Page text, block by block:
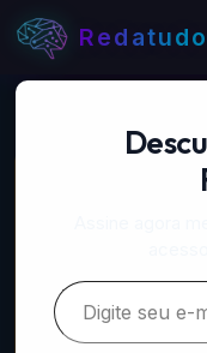
Redatudo
📚 LIVROS
Escrito pelo
transformar tudo.
Digite seu e-mail…